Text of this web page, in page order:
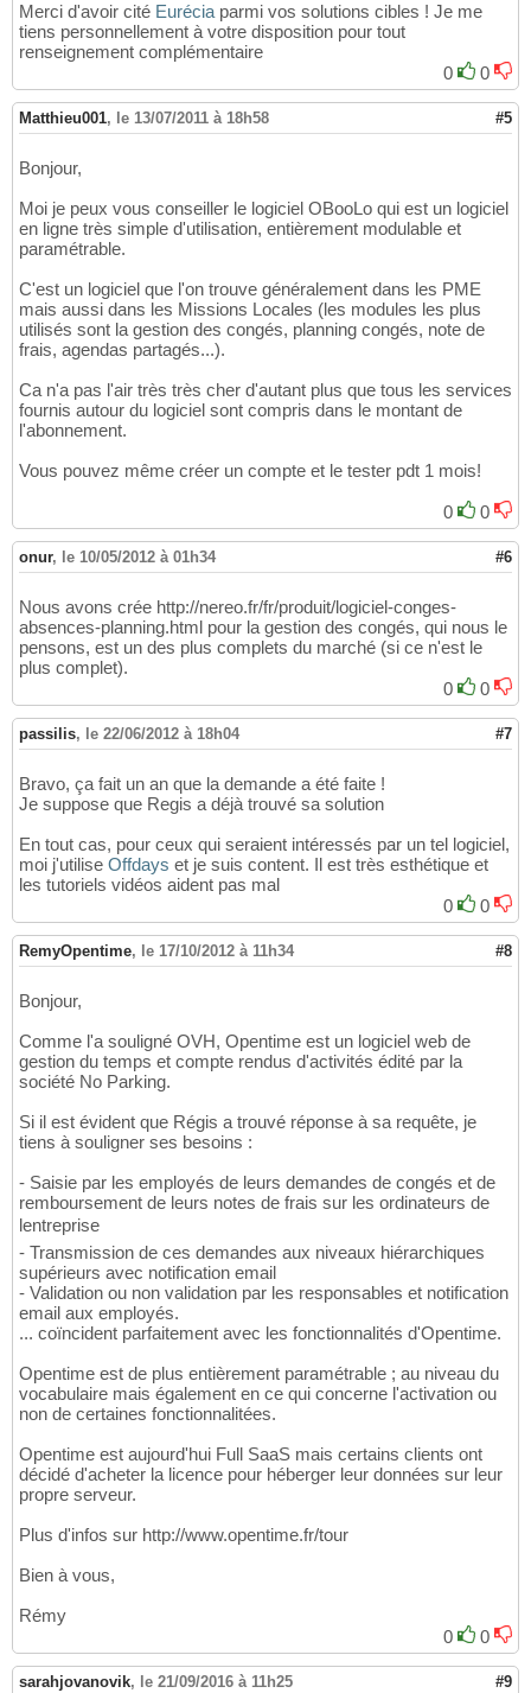
Merci d'avoir cité Eurécia parmi vos solutions cibles ! Je me
tiens personnellement à votre disposition pour tout
renseignement complémentaire
0
0
Matthieu001, le 13/07/2011 à 18h58 #5
Bonjour,
Moi je peux vous conseiller le logiciel OBooLo qui est un logiciel
en ligne très simple d'utilisation, entièrement modulable et
paramétrable.
C'est un logiciel que l'on trouve généralement dans les PME
mais aussi dans les Missions Locales (les modules les plus
utilisés sont la gestion des congés, planning congés, note de
frais, agendas partagés...).
Ca n'a pas l'air très très cher d'autant plus que tous les services
fournis autour du logiciel sont compris dans le montant de
l'abonnement.
Vous pouvez même créer un compte et le tester pdt 1 mois!
0 0
onur, le 10/05/2012 à 01h34 #6
Nous avons crée http://nereo.fr/fr/produit/logiciel-conges-
absences-planning.html pour la gestion des congés, qui nous le
pensons, est un des plus complets du marché (si ce n'est le
plus complet).
0
0
passilis, le 22/06/2012 à 18h04 #7
Bravo, ça fait un an que la demande a été faite !
Je suppose que Regis a déjà trouvé sa solution
En tout cas, pour ceux qui seraient intéressés par un tel logiciel,
moi j'utilise Offdays et je suis content. Il est très esthétique et
les tutoriels vidéos aident pas mal
0
0
RemyOpentime, le 17/10/2012 à 11h34 #8
Bonjour,
Comme l'a souligné OVH, Opentime est un logiciel web de
gestion du temps et compte rendus d'activités édité par la
société No Parking.
Si il est évident que Régis a trouvé réponse à sa requête, je
tiens à souligner ses besoins :
- Saisie par les employés de leurs demandes de congés et de
remboursement de leurs notes de frais sur les ordinateurs de
lentreprise
- Transmission de ces demandes aux niveaux hiérarchiques
supérieurs avec notification email
- Validation ou non validation par les responsables et notification
email aux employés.
... coïncident parfaitement avec les fonctionnalités d'Opentime.
Opentime est de plus entièrement paramétrable ; au niveau du
vocabulaire mais également en ce qui concerne l'activation ou
non de certaines fonctionnalitées.
Opentime est aujourd'hui Full SaaS mais certains clients ont
décidé d'acheter la licence pour héberger leur données sur leur
propre serveur.
Plus d'infos sur http://www.opentime.fr/tour
Bien à vous,
Rémy
0
0
sarahjovanovik, le 21/09/2016 à 11h25 #9